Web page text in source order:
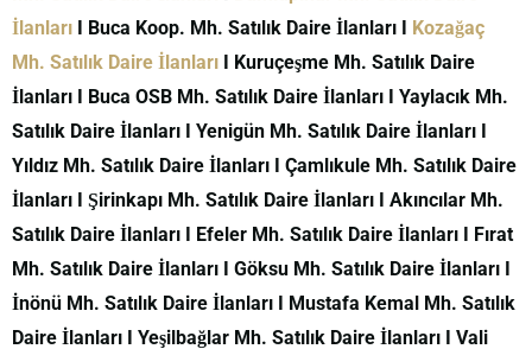
İlanları I Buca Koop. Mh. Satılık Daire İlanları I Kozağaç
Mh. Satılık Daire İlanları I Kuruçeşme Mh. Satılık Daire
İlanları I Buca OSB Mh. Satılık Daire İlanları I Yaylacık Mh.
Satılık Daire İlanları I Yenigün Mh. Satılık Daire İlanları I
Yıldız Mh. Satılık Daire İlanları I Çamlıkule Mh. Satılık Daire
İlanları I Şirinkapı Mh. Satılık Daire İlanları I Akıncılar Mh.
Satılık Daire İlanları I Efeler Mh. Satılık Daire İlanları I Fırat
Mh. Satılık Daire İlanları I Göksu Mh. Satılık Daire İlanları I
İnönü Mh. Satılık Daire İlanları I Mustafa Kemal Mh. Satılık
Daire İlanları I Yeşilbağlar Mh. Satılık Daire İlanları I Vali